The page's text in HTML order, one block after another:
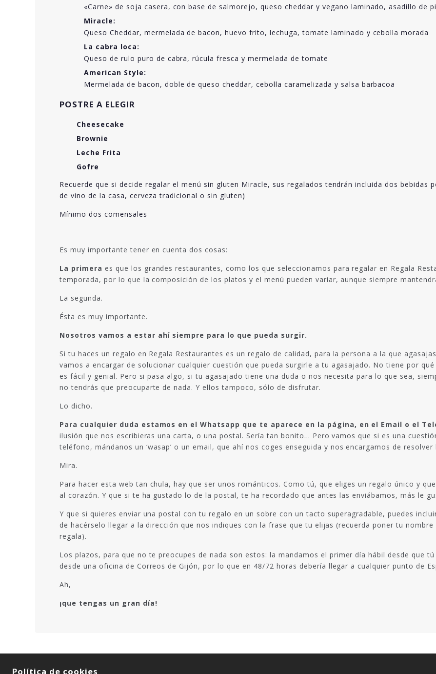
«Carne» de soja casera, con base de salmorejo, queso cheddar y vegano laminado, asadillo de
Miracle:
Queso Cheddar, mermelada de bacon, huevo frito, lechuga, tomate laminado y cebolla morada
La cabra loca:
Queso de rulo puro de cabra, rúcula fresca y mermelada de tomate
American Style:
Mermelada de bacon, doble de queso cheddar, cebolla caramelizada y salsa barbacoa
POSTRE A ELEGIR
Cheesecake
Brownie
Leche Frita
Gofre
Recuerde que si decide regalar el menú sin gluten Miracle, sus regalados tendrán incluida dos bebidas
de vino de la casa, cerveza tradicional o sin gluten)
Mínimo dos comensales
Es muy importante tener en cuenta dos cosas:
La primera es que los grandes restaurantes, como los que seleccionamos para regalar en Regala
temporada, por lo que la composición de los platos y el menú pueden variar, aunque siempre
La segunda.
Ésta es muy importante.
Nosotros vamos a estar ahí siempre para lo que pueda surgir.
Si tu haces un regalo en Regala Restaurantes es un regalo de calidad, para la persona a la que
vamos a encargar de solucionar cualquier cuestión que pueda surgirle a tu agasajado. No tiene por
es fácil y genial. Pero si pasa algo, si tu agasajado tiene una duda o nos necesita para lo que sea,
no tendrás que preocuparte de nada. Y ellos tampoco, sólo de disfrutar.
Lo dicho.
Para cualquier duda estamos en el Whatsapp que te aparece en la página, en el Email o el
ilusión que nos escribieras una carta, o una postal. Sería tan bonito… Pero vamos que si es una
teléfono, mándanos un ‘wasap’ o un email, que ahí nos coges enseguida y nos encargamos de
Mira.
Para hacer esta web tan chula, hay que ser unos románticos. Como tú, que eliges un regalo único y
al corazón. Y que si te ha gustado lo de la postal, te ha recordado que antes las enviábamos, más le
Y que si quieres enviar una postal con tu regalo en un sobre con un tacto superagradable, puedes
de hacérselo llegar a la dirección que nos indiques con la frase que tu elijas (recuerda poner tu
regala).
Los plazos, para que no te preocupes de nada son estos: la mandamos el primer día hábil desde que
desde una oficina de Correos de Gijón, por lo que en 48/72 horas debería llegar a cualquier punto de
Ah,
¡que tengas un gran día!
Política de cookies